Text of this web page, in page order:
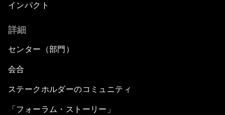
インパクト
詳細
センター（部門）
会合
ステークホルダーのコミュニティ
「フォーラム・ストーリー」